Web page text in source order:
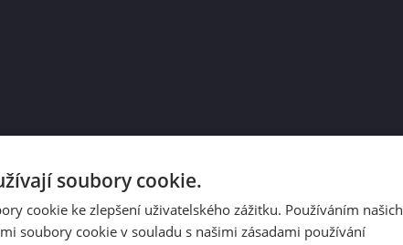
soubory cookie.
cookie ke zlepšení uživatelského zážitku. Používáním našich
soubory cookie v souladu s našimi zásadami používání